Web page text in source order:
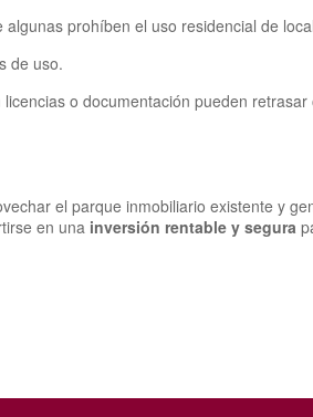
prohíben el uso residencial de
de uso.
o documentación pueden retrasar
el parque inmobiliario existente y
en una inversión rentable y segura